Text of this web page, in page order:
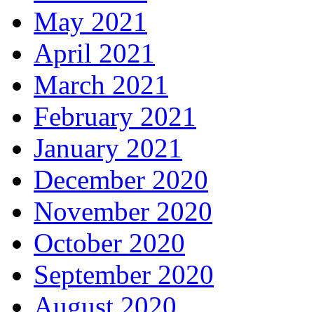
May 2021
April 2021
March 2021
February 2021
January 2021
December 2020
November 2020
October 2020
September 2020